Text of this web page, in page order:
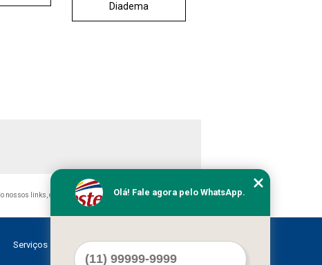
Diadema
nossos links, é proibida sem a autorização do autor. Crime de
Serviços Contato Mapa do site
Olá! Fale agora pelo WhatsApp.